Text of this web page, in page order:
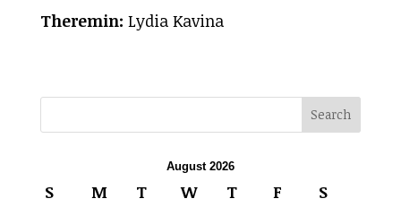
Theremin: Lydia Kavina
August 2026
S M T W T F
S